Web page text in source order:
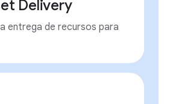
Delivery
entrega de recursos para